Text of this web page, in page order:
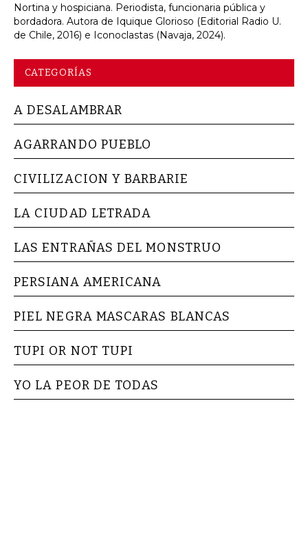
Nortina y hospiciana. Periodista, funcionaria pública y
bordadora. Autora de Iquique Glorioso (Editorial Radio U.
de Chile, 2016) e Iconoclastas (Navaja, 2024).
CATEGORÍAS
A DESALAMBRAR
AGARRANDO PUEBLO
CIVILIZACION Y BARBARIE
LA CIUDAD LETRADA
LAS ENTRAÑAS DEL MONSTRUO
PERSIANA AMERICANA
PIEL NEGRA MASCARAS BLANCAS
TUPI OR NOT TUPI
YO LA PEOR DE TODAS